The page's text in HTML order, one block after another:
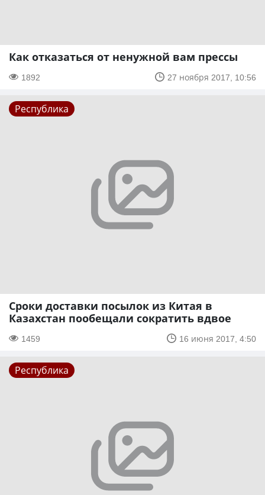
Как отказаться от ненужной вам прессы
1892 27 ноября 2017, 10:56
Республика
Сроки доставки посылок из Китая в
Казахстан пообещали сократить вдвое
1459 16 июня 2017, 4:50
Республика